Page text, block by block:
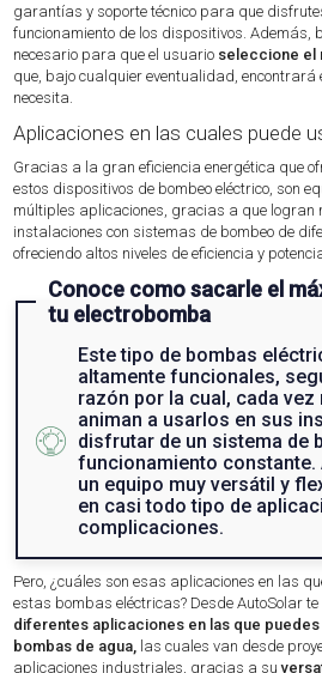
garantías y soporte técnico para que
funcionamiento de los dispositivos. Además,
necesario para que el usuario seleccione el
que, bajo cualquier eventualidad, encontrará
necesita.
Aplicaciones en las cuales puede
Gracias a la gran eficiencia energética que
estos dispositivos de bombeo eléctrico, son
múltiples aplicaciones, gracias a que logran
instalaciones con sistemas de bombeo de
ofreciendo altos niveles de eficiencia y
Conoce como sacarle el
tu electrobomba
Este tipo de bombas
altamente funcionales,
razón por la cual, cada
animan a usarlos en sus
disfrutar de un sistema de
funcionamiento constante.
un equipo muy versátil y
en casi todo tipo de
complicaciones.
Pero, ¿cuáles son esas aplicaciones en las
estas bombas eléctricas? Desde AutoSolar
diferentes aplicaciones en las que
bombas de agua,
las cuales van desde
aplicaciones industriales, gracias a su